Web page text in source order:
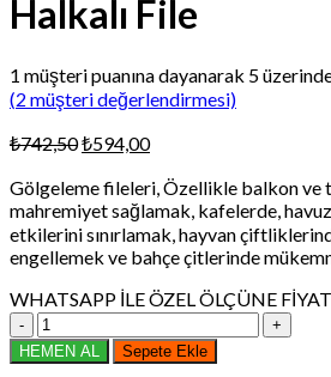
Halkalı File
1 müşteri puanına dayanarak 5
(2 müşteri değerlendirmesi)
₺742,50Orijinal
₺742,50.
₺594,00Şu
fiyat:
₺594,00.
Gölgeleme fileleri, Özellikle balkon ve
mahremiyet sağlamak, kafelerde,
etkilerini sınırlamak, hayvan
engellemek ve bahçe çitlerinde
WHATSAPP İLE ÖZEL ÖLÇÜNE
70x660
cm
Krem
HEMEN AL Sepete Ekle